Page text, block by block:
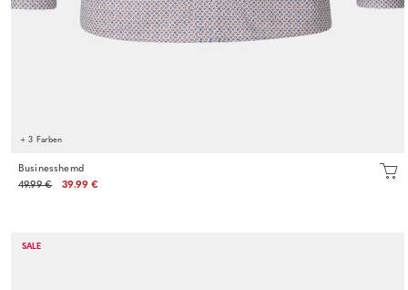
+ 3 Farben
Businesshemd
49.99 €
39.99 €
SALE